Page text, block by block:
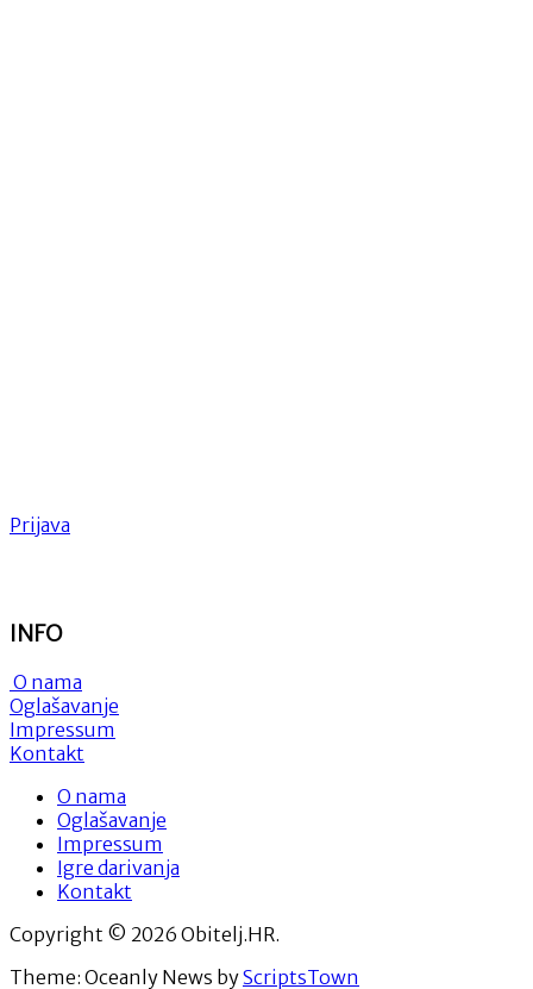
Prijava
INFO
O nama
Oglašavanje
Impressum
Kontakt
O nama
Oglašavanje
Impressum
Igre darivanja
Kontakt
Copyright © 2026 Obitelj.HR.
Theme: Oceanly News byScriptsTown